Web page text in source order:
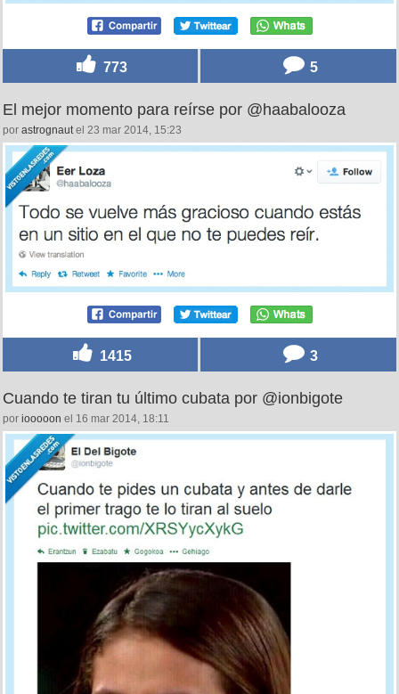
773 5
El mejor momento para reírse por @haabalooza
por astrognautel 23 mar 2014, 15:23
1415 3
Cuando te tiran tu último cubata por @ionbigote
por iooooon el 16 mar 2014, 18:11